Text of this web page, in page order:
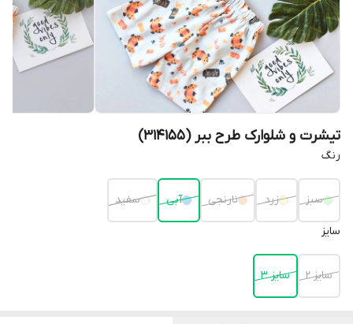
تیشرت و شلوارک طرح ببر (314155)
رنگ
سبز زرد نارنجی آبی سفید
سایز
سایز 2 سایز 3